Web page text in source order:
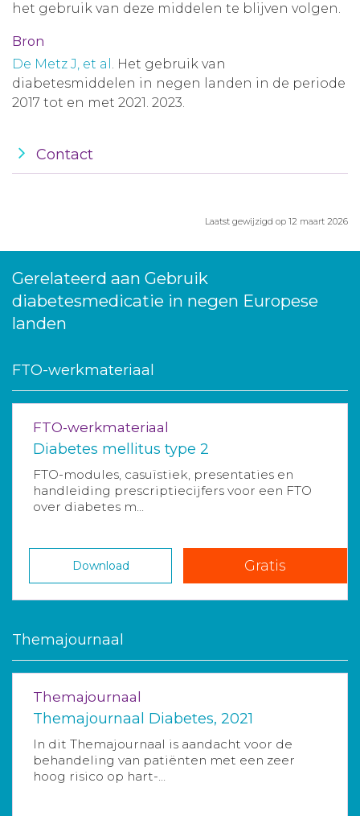
het gebruik van deze middelen te blijven volgen.
Bron
De Metz J, et al . Het gebruik van
diabetesmiddelen in negen landen in de periode
2017 tot en met 2021. 2023.
Contact
Laatst gewijzigd op 12 maart 2026
Gerelateerd aan Gebruik
diabetesmedicatie in negen Europese
landen
FTO-werkmateriaal
FTO-werkmateriaal
Diabetes mellitus type 2
FTO-modules, casuïstiek, presentaties en
handleiding prescriptiecijfers voor een FTO
over diabetes m...
Download Gratis
Themajournaal
Themajournaal
Themajournaal Diabetes, 2021
In dit Themajournaal is aandacht voor de
behandeling van patiënten met een zeer
hoog risico op hart-...